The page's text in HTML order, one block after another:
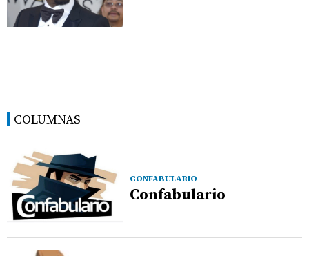
COLUMNAS
CONFABULARIO
Confabulario